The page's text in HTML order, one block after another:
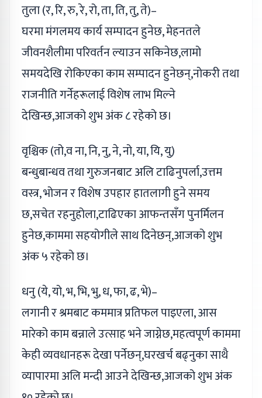
तुला (र, रि, रु, रे, रो, ता, ति, तु, ते)–
घरमा मंगलमय कार्य सम्पादन हुनेछ, मेहनतले
जीवनशैलीमा परिवर्तन ल्याउन सकिनेछ,लामो
समयदेखि रोकिएका काम सम्पादन हुनेछन्,नोकरी तथा
राजनीति गर्नेहरूलाई विशेष लाभ मिल्ने
देखिन्छ,आजको शुभ अंक ८ रहेको छ।
वृश्चिक (तो,व ना, नि, नु, ने, नो, या, यि, यु)
बन्धुबान्धव तथा गुरुजनबाट अलि टाढिनुपर्ला,उत्तम
वस्त्र, भोजन र विशेष उपहार हातलागी हुने समय
छ,सचेत रहनुहोला,टाढिएका आफन्तसँग पुनर्मिलन
हुनेछ,काममा सहयोगीले साथ दिनेछन्,आजको शुभ
अंक ५ रहेको छ।
धनु (ये, यो, भ, भि, भु, ध, फा, ढ, भे)–
लगानी र श्रमबाट कममात्र प्रतिफल पाइएला, आस
मारेको काम बन्नाले उत्साह भने जाग्नेछ,महत्वपूर्ण काममा
केही व्यवधानहरू देखा पर्नेछन्,घरखर्च बढ्नुका साथै
व्यापारमा अलि मन्दी आउने देखिन्छ,आजको शुभ अंक